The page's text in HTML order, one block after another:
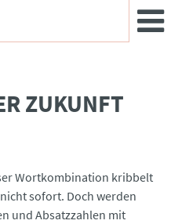
ZUKUNFT
Wortkombination kribbelt
sofort. Doch werden
und Absatzzahlen mit